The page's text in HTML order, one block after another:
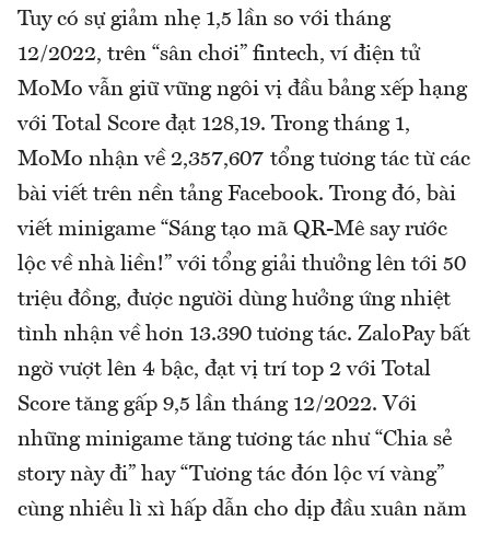
Tuy có sự giảm nhẹ 1,5 lần so với tháng
12/2022, trên “sân chơi” fintech, ví điện tử
MoMo vẫn giữ vững ngôi vị đầu bảng xếp hạng
với Total Score đạt 128,19. Trong tháng 1,
MoMo nhận về 2,357,607 tổng tương tác từ các
bài viết trên nền tảng Facebook. Trong đó, bài
viết minigame “Sáng tạo mã QR-Mê say rước
lộc về nhà liền!” với tổng giải thưởng lên tới 50
triệu đồng, được người dùng hưởng ứng nhiệt
tình nhận về hơn 13.390 tương tác. ZaloPay bất
ngờ vượt lên 4 bậc, đạt vị trí top 2 với Total
Score tăng gấp 9,5 lần tháng 12/2022. Với
những minigame tăng tương tác như “Chia sẻ
story này đi” hay “Tương tác đón lộc ví vàng”
cùng nhiều lì xì hấp dẫn cho dịp đầu xuân năm